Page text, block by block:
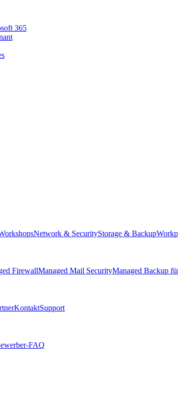
365
Network & SecurityStorage & Backup
FirewallManaged Mail SecurityManaged Backup
KontaktSupport
FAQ